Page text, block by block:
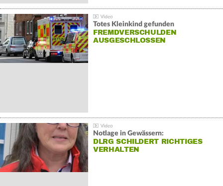
Totes Kleinkind gefunden
FREMDVERSCHULDEN
AUSGESCHLOSSEN
Notlage in Gewässern:
DLRG SCHILDERT RICHTIGES
VERHALTEN